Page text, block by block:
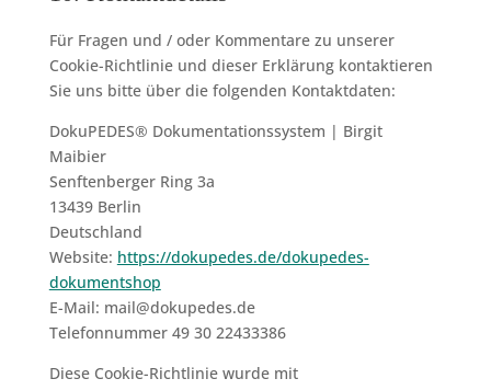
Für Fragen und / oder Kommentare zu unserer
Cookie-Richtlinie und dieser Erklärung kontaktieren
Sie uns bitte über die folgenden Kontaktdaten:
DokuPEDES® Dokumentations­system | Birgit
Maibier
Senftenberger Ring 3a
13439 Berlin
Deutschland
Website: https://dokupedes.de/dokupedes-
dokumentshop
E-Mail: mail@dokupedes.de
Telefonnummer 49 30 22433386
Diese Cookie-Richtlinie wurde mit